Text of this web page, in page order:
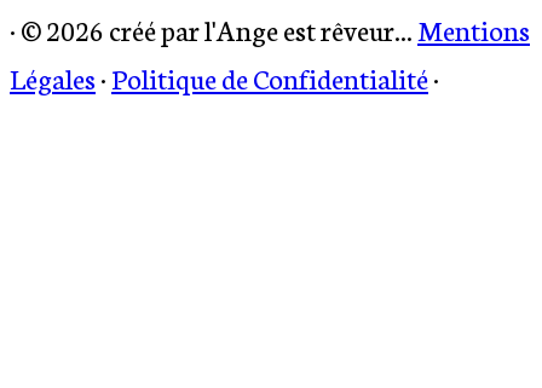
·© 2026 créé par l'Ange est rêveur...Mentions
Légales·Politique de Confidentialité·